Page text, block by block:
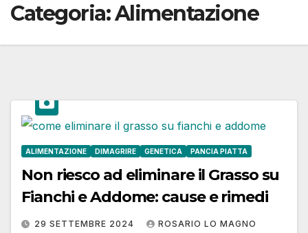
Categoria:Alimentazione
ALIMENTAZIONE DIMAGRIRE GENETICA PANCIA PIATTA
Non riesco ad eliminare il Grasso su
Fianchi e Addome: cause e rimedi
29 SETTEMBRE 2024 ROSARIO LO MAGNO